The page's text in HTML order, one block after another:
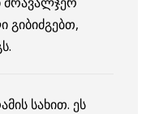
გიბიძგებთ,
სახით. ეს